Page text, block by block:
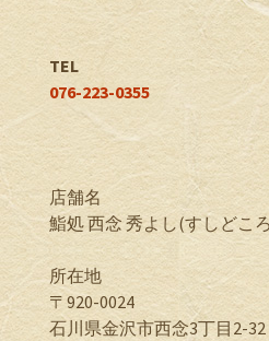
TEL
076-223-0355
店舗名
鮨処 西念 秀よし(すしどこ
所在地
〒920-0024
石川県金沢市西念3丁目2-32